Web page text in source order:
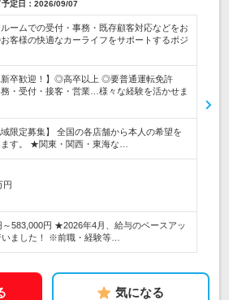
定日：2026/09/07
ルームでの受付・事務・既存顧客対応などをお
客様の快適なカーライフをサポートするポジ
新卒歓迎！】◎高卒以上 ◎要普通運転免許
・受付・接客・営業…様々な経験を活かせま
域限定募集】 全国の各店舗から本人の希望を
す。 ★関東・関西・東海な…
円
583,000円 ★2026年4月、給与のベースアッ
いました！ ※前職・経験等…
気になる